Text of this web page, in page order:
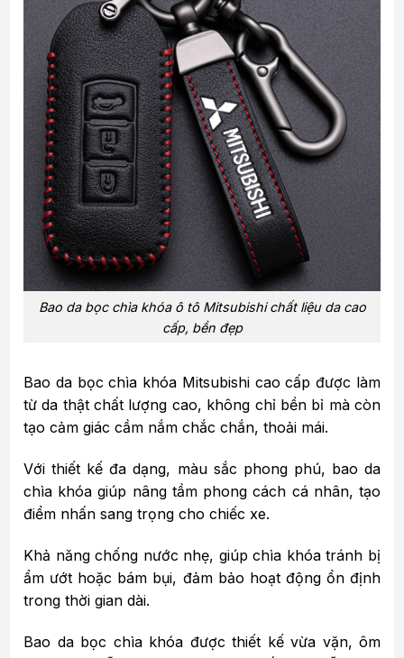
Bao da bọc chìa khóa ô tô Mitsubishi chất liệu da cao
cấp, bền đẹp
Bao da bọc chìa khóa Mitsubishi cao cấp được làm
từ da thật chất lượng cao, không chỉ bền bỉ mà còn
tạo cảm giác cầm nắm chắc chắn, thoải mái.
Với thiết kế đa dạng, màu sắc phong phú, bao da
chìa khóa giúp nâng tầm phong cách cá nhân, tạo
điểm nhấn sang trọng cho chiếc xe.
Khả năng chống nước nhẹ, giúp chìa khóa tránh bị
ẩm ướt hoặc bám bụi, đảm bảo hoạt động ổn định
trong thời gian dài.
Bao da bọc chìa khóa được thiết kế vừa vặn, ôm